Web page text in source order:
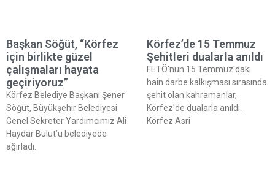
Başkan Söğüt, “Körfez
için birlikte güzel
çalışmaları hayata
geçiriyoruz”
Körfez Belediye Başkanı Şener
Söğüt, Büyükşehir Belediyesi
Genel Sekreter Yardımcımız Ali
Haydar Bulut’u belediyede
ağırladı.
Körfez’de 15 Temmuz
Şehitleri dualarla anıldı
FETÖ'nün 15 Temmuz'daki
hain darbe kalkışması sırasında
şehit olan kahramanlar,
Körfez'de dualarla anıldı.
Körfez Asri